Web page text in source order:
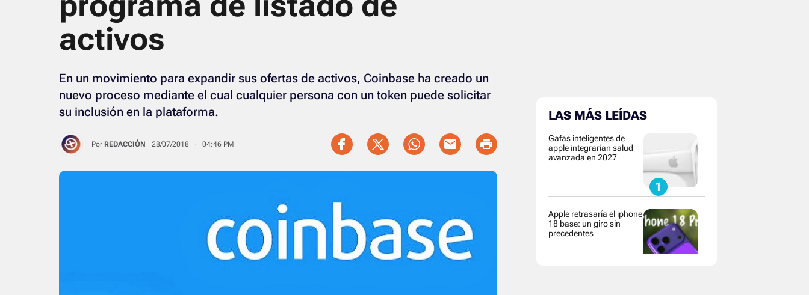
activos
En un movimiento para expandir sus ofertas de activos, Coinbase ha creado un
nuevo proceso mediante el cual cualquier persona con un token puede solicitar
su inclusión en la plataforma.
Por REDACCIÓN 28/07/2018 · 04:46 PM
LAS MÁS LEÍDAS
Gafas inteligentes de
apple integrarían salud
avanzada en 2027
Apple retrasaría el iphone
18 base: un giro sin
precedentes